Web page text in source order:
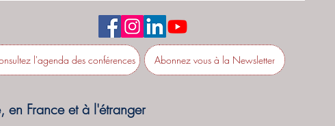
l'agenda des conférences Abonnez vous à la Newsletter
en France et à l'étranger